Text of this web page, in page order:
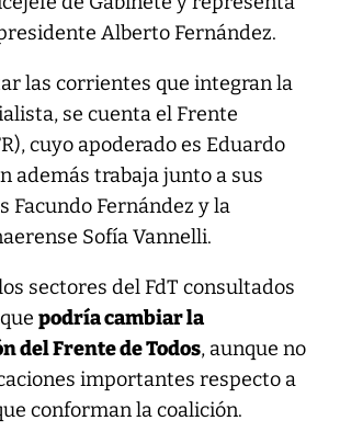
Alberto Fernández.
las corrientes que integran la
se cuenta el Frente
cuyo apoderado es Eduardo
además trabaja junto a sus
Facundo Fernández y la
Sofía Vannelli.
sectores del FdT consultados
podría cambiar la
del Frente de Todos, aunque no
importantes respecto a
conforman la coalición.